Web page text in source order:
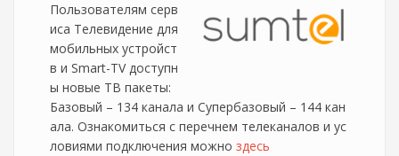
Пользователям серв
иса Телевидение для
мобильных устройст
в и Smart-TV доступн
ы новые ТВ пакеты:
Базовый – 134 канала и Супербазовый – 144 кан
ала. Ознакомиться с перечнем телеканалов и ус
ловиями подключения можно здесь